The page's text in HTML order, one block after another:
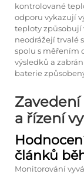
kontrolované
odporu vykazují
teploty způsobují
neodrážejí trvalé
spolu s měřením
výsledků a
baterie
a řízení
článků
Monitorování